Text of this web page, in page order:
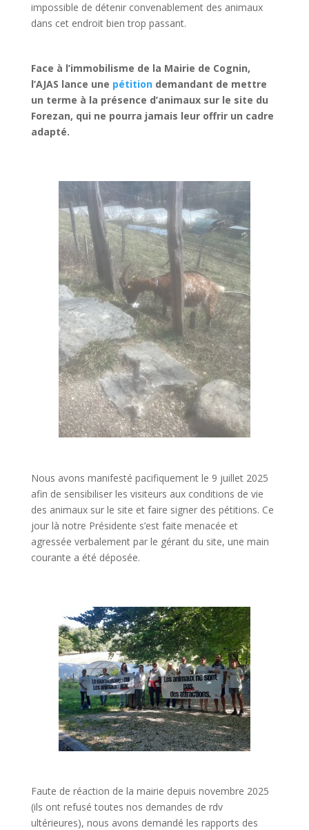
impossible de détenir convenablement des animaux
dans cet endroit bien trop passant.
Face à l’immobilisme de la Mairie de Cognin,
l’AJAS lance une pétition demandant de mettre
un terme à la présence d’animaux sur le site du
Forezan, qui ne pourra jamais leur offrir un cadre
adapté.
Nous avons manifesté pacifiquement le 9 juillet 2025
afin de sensibiliser les visiteurs aux conditions de vie
des animaux sur le site et faire signer des pétitions. Ce
jour là notre Présidente s’est faite menacée et
agressée verbalement par le gérant du site, une main
courante a été déposée.
Faute de réaction de la mairie depuis novembre 2025
(ils ont refusé toutes nos demandes de rdv
ultérieures), nous avons demandé les rapports des